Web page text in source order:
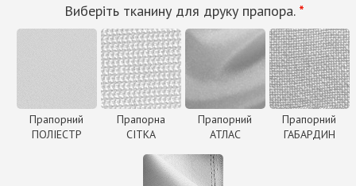
Виберіть тканину для друку прапора. *
Прапорний
ПОЛІЕСТР
Прапорна
СІТКА
Прапорний
АТЛАС
Прапорний
ГАБАРДИН